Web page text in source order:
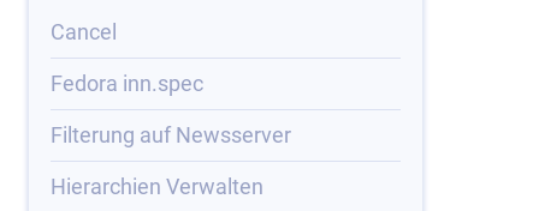
Cancel
Fedora inn.spec
Filterung auf Newsserver
Hierarchien Verwalten